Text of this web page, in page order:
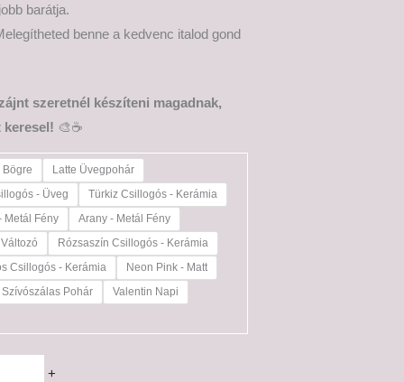
barátja.
benne a kedvenc italod gond
szeretnél készíteni magadnak,
keresel! 🎨☕
Bögre
Latte Üvegpohár
- Üveg
Türkiz Csillogós - Kerámia
Metál Fény
Arany - Metál Fény
Rózsaszín Csillogós - Kerámia
Csillogós - Kerámia
Neon Pink - Matt
Szívószálas Pohár
Valentin Napi
+